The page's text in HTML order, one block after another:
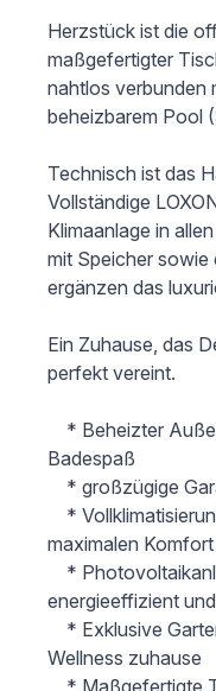
Herzstück ist die
maßgefertigter
nahtlos verbunden
beheizbarem Pool
Technisch ist das
Vollständige
Klimaanlage in
mit Speicher sowie
ergänzen das
Ein Zuhause, das
perfekt vereint.
Badespaß
maximalen Komfort
energieeffizient
Wellness zuhause